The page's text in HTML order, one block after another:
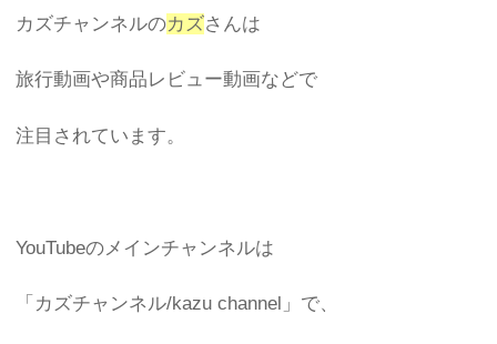
カズチャンネルのカズさんは
旅行動画や商品レビュー動画などで
注目されています。
YouTubeのメインチャンネルは
「カズチャンネル/kazu channel」で、